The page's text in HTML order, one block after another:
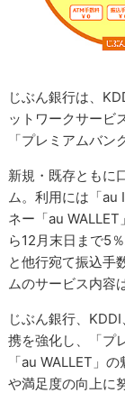
じぶん銀行は、
ットワークサービ
「プレミアムバン
新規・既存ともに
ム。利用には「au
ネー「au
ら12月末日まで5
と他行宛て振込手
ムのサービス内容
じぶん銀行、
携を強化し、「プ
「au WALLET」
や満足度の向上に